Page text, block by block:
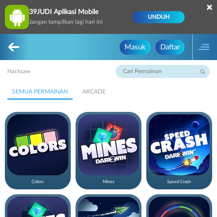
39JUDI Aplikasi Mobile
Jangan tampilkan lagi hari ini
UNDUH
×
Masuk Daftar
Hacksaw
SEMUA PERMAINAN ARCADE
Colors Mines Speed Crash